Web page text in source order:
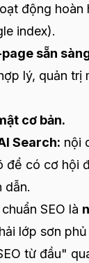
động hoàn
index).
sẵn
lý, quản trị
cơ bản.
Search: nội
để có cơ hội
dẫn.
SEO là
lớp sơn phủ
từ đầu"